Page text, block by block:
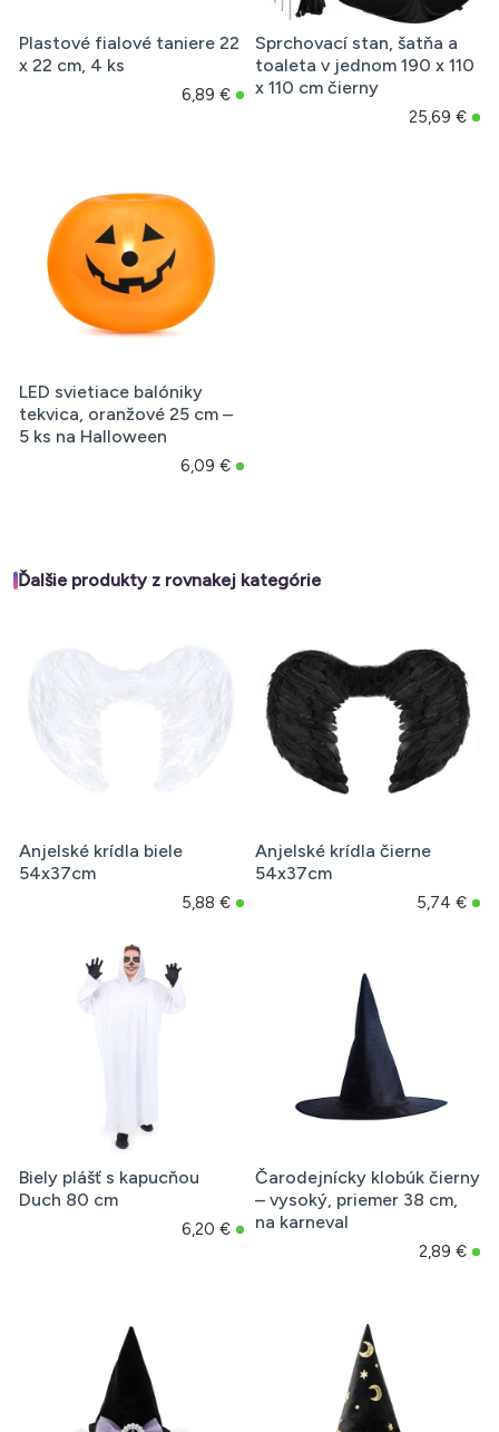
Plastové fialové taniere 22
x 22 cm, 4 ks
6,89 €
Sprchovací stan, šatňa a
toaleta v jednom 190 x 110
x 110 cm čierny
25,69 €
LED svietiace balóniky
tekvica, oranžové 25 cm –
5 ks na Halloween
6,09 €
Ďalšie produkty z rovnakej kategórie
Anjelské krídla biele
54x37cm
5,88 €
Anjelské krídla čierne
54x37cm
5,74 €
Biely plášť s kapucňou
Duch 80 cm
6,20 €
Čarodejnícky klobúk čierny
– vysoký, priemer 38 cm,
na karneval
2,89 €